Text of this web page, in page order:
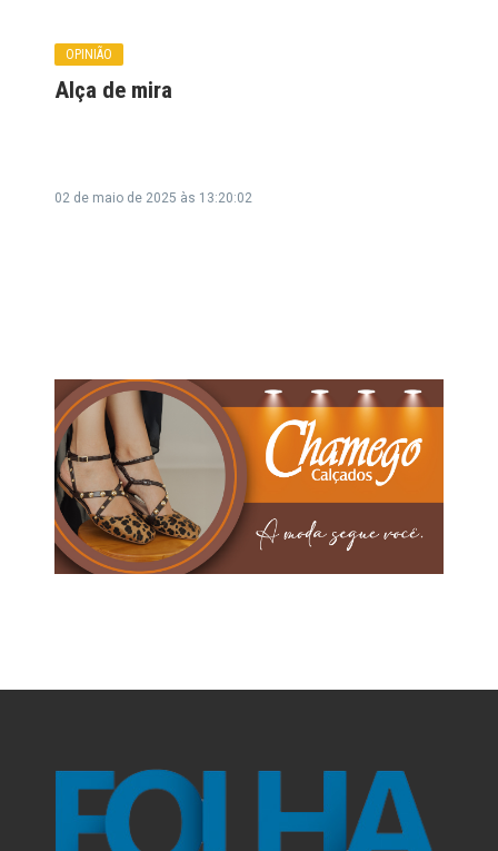
OPINIÃO
Alça de mira
02 de maio de 2025 às 13:20:02